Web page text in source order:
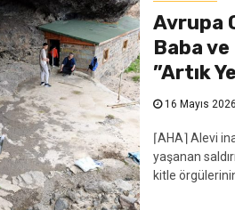
Avrupa
Baba ve
”Artık
16 Mayıs 2026
⌈AHA⌉ Alevi
yaşanan
kitle